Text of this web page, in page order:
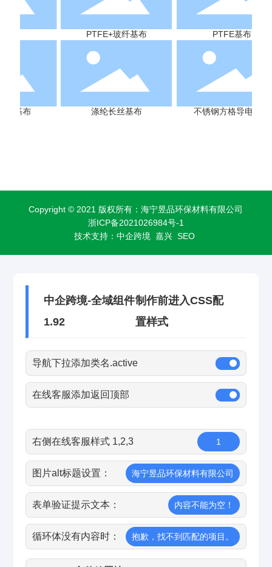
PTFE+玻纤基布 PTFE基布
涤纶长丝基布 不锈钢方格导电基布
Copyright © 2021 版权所有：海宁昱品环保材料有限公司
浙ICP备2021026984号-1
技术支持：中企跨境 嘉兴 SEO
中企跨境-全域组件
1.92
制作前进入CSS配
置样式
导航下拉添加类名.active
在线客服添加返回顶部
右侧在线客服样式 1,2,3 1
图片alt标题设置： 海宁昱品环保材料有限公司
表单验证提示文本： 内容不能为空！
循环体没有内容时： 抱歉，找不到匹配的项目。